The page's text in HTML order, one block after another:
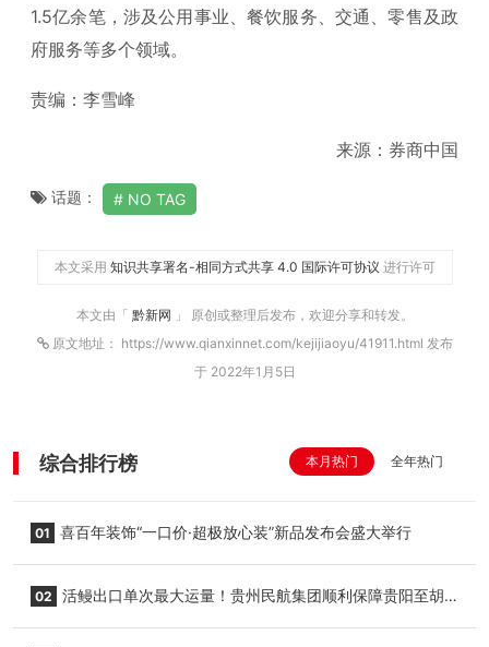
1.5亿余笔，涉及公用事业、餐饮服务、交通、零售及政
府服务等多个领域。
责编：李雪峰
来源：券商中国
话题： NO TAG
本文采用 知识共享署名-相同方式共享 4.0 国际许可协议 进行许可
本文由「 黔新网 」 原创或整理后发布，欢迎分享和转发。
原文地址： https://www.qianxinnet.com/kejijiaoyu/41911.html 发布
于 2022年1月5日
综合排行榜 本月热门 全年热门
01 喜百年装饰“一口价·超极放心装”新品发布会盛大举行
02 活鳗出口单次最大运量！贵州民航集团顺利保障贵阳至胡